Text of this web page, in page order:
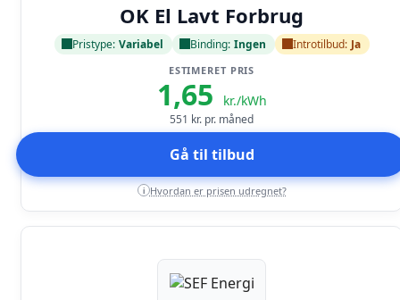
OK El Lavt Forbrug
Pristype: Variabel Binding: Ingen Introtilbud: Ja
ESTIMERET PRIS
1,65 kr./kWh
551 kr. pr. måned
Gå til tilbud
i Hvordan er prisen udregnet?